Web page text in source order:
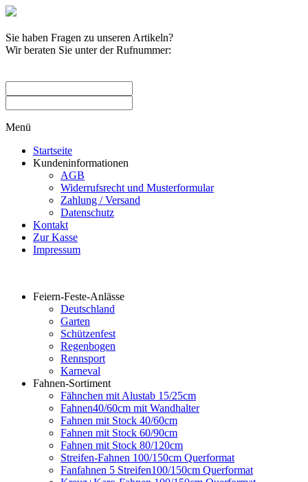
Sie haben Fragen zu unseren Artikeln?
Wir beraten Sie unter der Rufnummer:
Menü
Startseite
Kundeninformationen
AGB
Widerrufsrecht und Musterformular
Zahlung / Versand
Datenschutz
Kontakt
Zur Kasse
Impressum
Feiern-Feste-Anlässe
Deutschland
Garten
Schützenfest
Regenbogen
Rennsport
Karneval
Fahnen-Sortiment
Fähnchen mit Alustab 15/25cm
Fahnen40/60cm mit Wandhalter
Fahnen mit Stock 40/60cm
Fahnen mit Stock 60/90cm
Fahnen mit Stock 80/120cm
Streifen-Fahnen 100/150cm Querformat
Fanfahnen 5 Streifen100/150cm Querformat